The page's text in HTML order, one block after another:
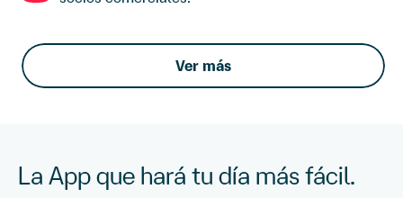
Ver más
La App que hará tu día más fácil.